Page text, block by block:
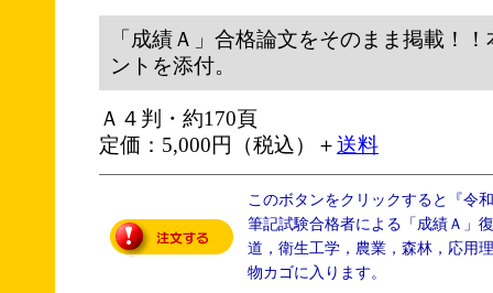
「成績Ａ」合格論文をそのまま掲載！
ントを添付。
Ａ４判・約170頁
定価：5,000円（税込）＋送料
このボタンをクリックすると『令
筆記試験合格者による「成績Ａ」
道，衛生工学，農業，森林，応用
物カゴに入ります。